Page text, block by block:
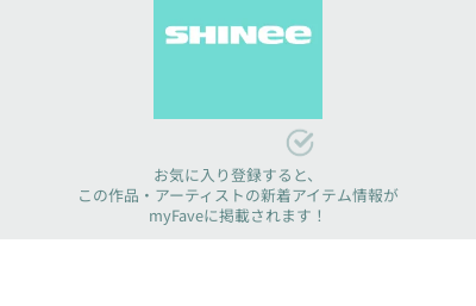
お気に入り登録すると、
この作品・アーティストの新着アイテム情報が
myFaveに掲載されます！